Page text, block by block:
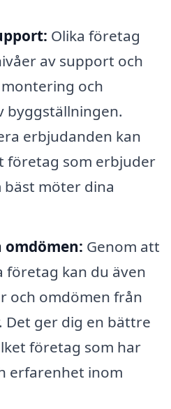
Olika företag
av support och
och
byggställningen.
erbjudanden kan
företag som erbjuder
möter dina
omdömen: Genom att
företag kan du även
och omdömen från
Det ger dig en bättre
företag som har
erfarenhet inom